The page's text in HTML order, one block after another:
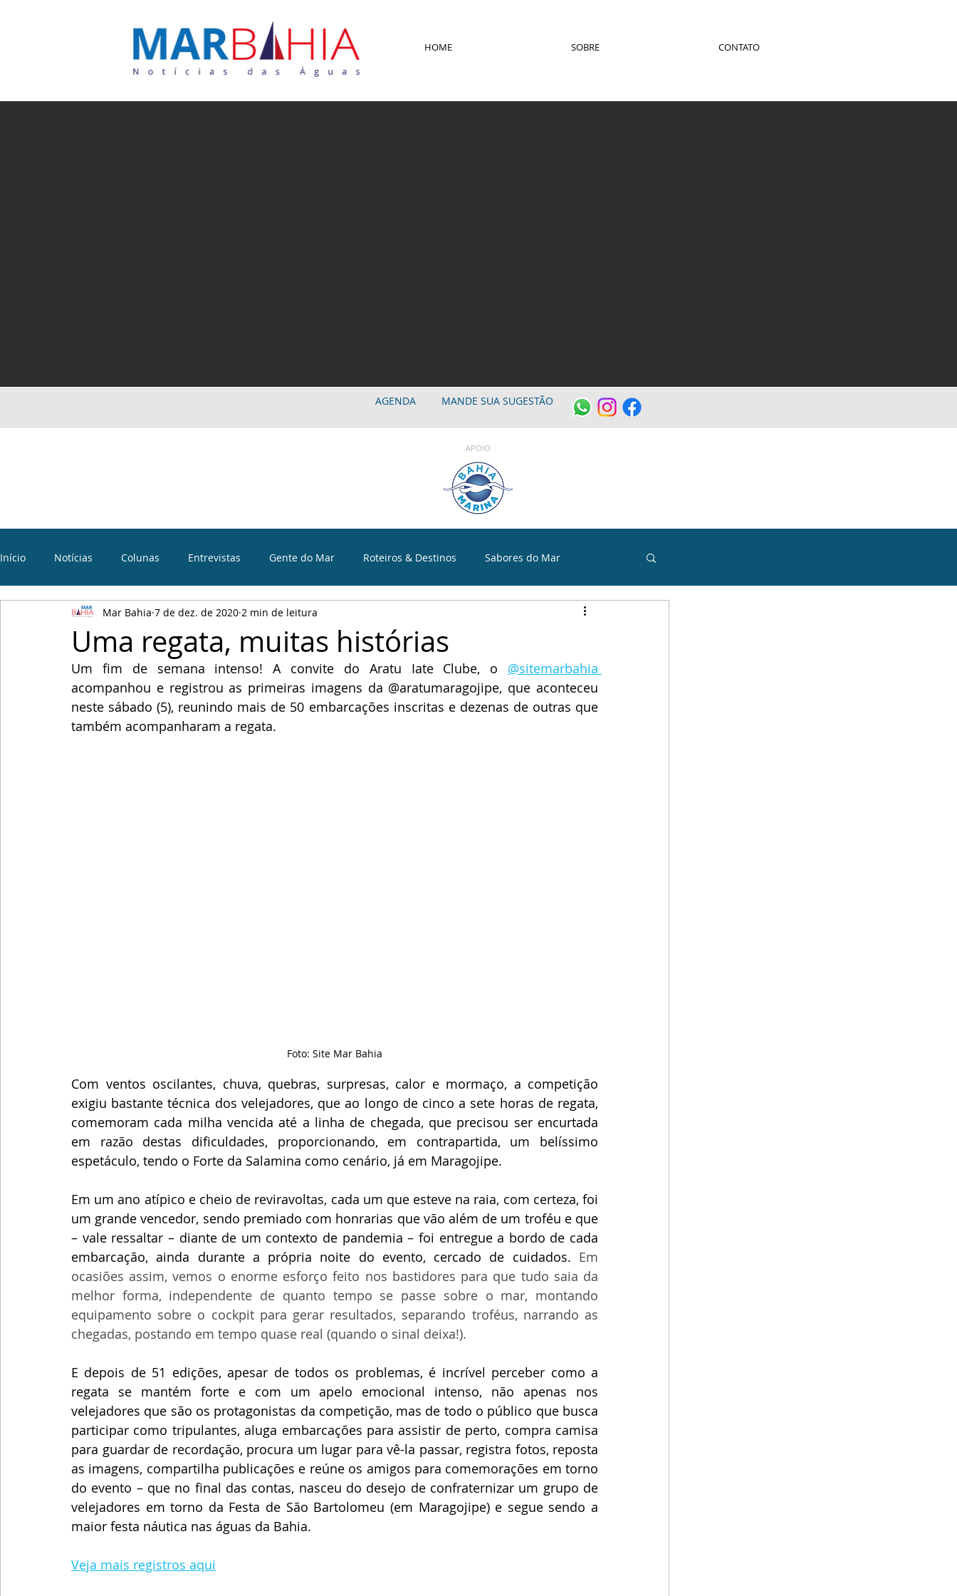
HOME SOBRE CONTATO
Início Notícias Colunas Entrevistas Gente do Mar Roteiros & Destinos Sabores do Mar
Curiosidades
Uma regata, muitas histórias
Mar Bahia 7 de dez. de 2020 2 min de leitura
Um fim de semana intenso! A convite do Aratu Iate Clube, o
acompanhou e registrou as primeiras imagens da @aratumaragojipe, que aconteceu
neste sábado (5), reunindo mais de 50 embarcações inscritas e dezenas de outras que
também acompanharam a regata.
Foto: Site Mar Bahia
Com ventos oscilantes, chuva, quebras, surpresas, calor e mormaço, a competição
exigiu bastante técnica dos velejadores, que ao longo de cinco a sete horas de regata,
comemoram cada milha vencida até a linha de chegada, que precisou ser encurtada
em razão destas dificuldades, proporcionando, em contrapartida, um belíssimo
espetáculo, tendo o Forte da Salamina como cenário, já em Maragojipe.
Em um ano atípico e cheio de reviravoltas, cada um que esteve na raia, com certeza, foi
um grande vencedor, sendo premiado com honrarias que vão além de um troféu e que
– vale ressaltar – diante de um contexto de pandemia – foi entregue a bordo de cada
embarcação, ainda durante a própria noite do evento, cercado de cuidados. Em
ocasiões assim, vemos o enorme esforço feito nos bastidores para que tudo saia da
melhor forma, independente de quanto tempo se passe sobre o mar, montando
equipamento sobre o cockpit para gerar resultados, separando troféus, narrando as
chegadas, postando em tempo quase real (quando o sinal deixa!).
E depois de 51 edições, apesar de todos os problemas, é incrível perceber como a
regata se mantém forte e com um apelo emocional intenso, não apenas nos
velejadores que são os protagonistas da competição, mas de todo o público que busca
participar como tripulantes, aluga embarcações para assistir de perto, compra camisa
para guardar de recordação, procura um lugar para vê-la passar, registra fotos, reposta
as imagens, compartilha publicações e reúne os amigos para comemorações em torno
do evento – que no final das contas, nasceu do desejo de confraternizar um grupo de
velejadores em torno da Festa de São Bartolomeu (em Maragojipe) e segue sendo a
maior festa náutica nas águas da Bahia.
Veja mais registros aqui
AGENDA MANDE SUA SUGESTÃO
APOIO